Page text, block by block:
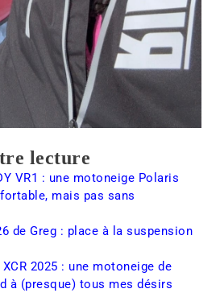
lecture
VR1 : une motoneige Polaris
mais pas sans
de Greg : place à la suspension
2025 : une motoneige de
à (presque) tous mes désirs